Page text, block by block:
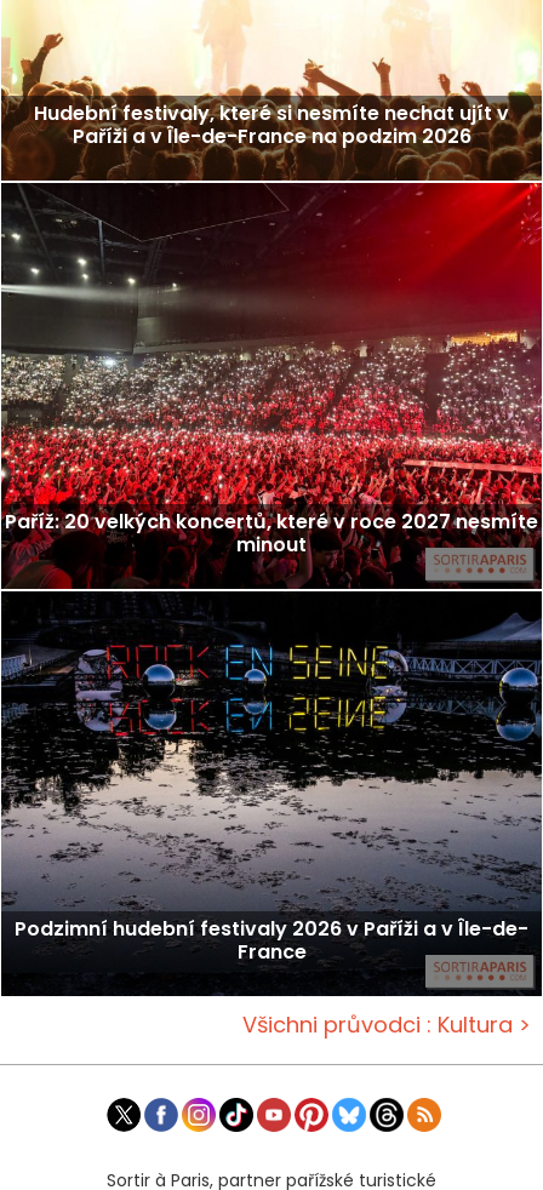
Hudební festivaly, které si nesmíte nechat ujít v
Paříži a v Île-de-France na podzim 2026
Paříž: 20 velkých koncertů, které v roce 2027 nesmíte
minout
Podzimní hudební festivaly 2026 v Paříži a v Île-de-
France
Všichni průvodci : Kultura >
Sortir à Paris, partner pařížské turistické